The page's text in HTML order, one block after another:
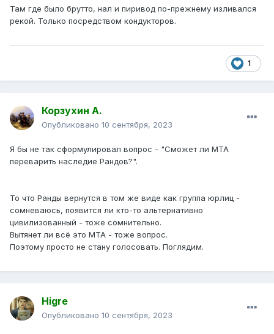
Там где было брутто, нал и пиривод по-прежнему изливался
рекой. Только посредством кондукторов.
1
Корзухин А.
Опубликовано 10 сентября, 2023
Я бы не так сформулировал вопрос - "Сможет ли МТА
переварить наследие Рандов?".
То что Ранды вернутся в том же виде как группа юрлиц -
сомневаюсь, появится ли кто-то альтернативно
цивилизованный - тоже сомнительно.
Вытянет ли всё это МТА - тоже вопрос.
Поэтому просто не стану голосовать. Поглядим.
Higre
Опубликовано 10 сентября, 2023